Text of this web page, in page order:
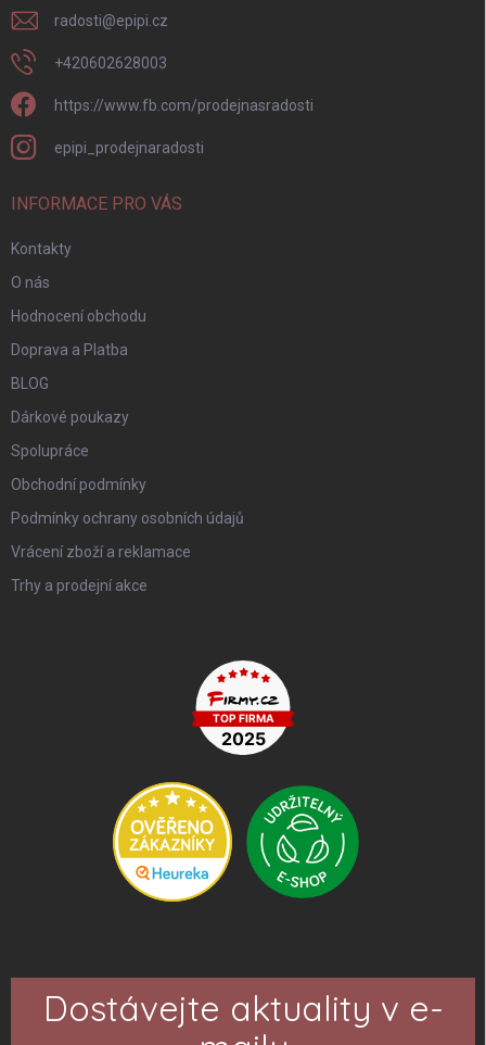
radosti@epipi.cz
+420602628003
https://www.fb.com/prodejnasradosti
epipi_prodejnaradosti
INFORMACE PRO VÁS
Kontakty
O nás
Hodnocení obchodu
Doprava a Platba
BLOG
Dárkové poukazy
Spolupráce
Obchodní podmínky
Podmínky ochrany osobních údajů
Vrácení zboží a reklamace
Trhy a prodejní akce
Dostávejte aktuality v e-